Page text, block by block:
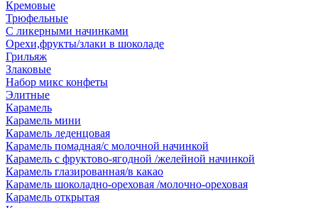
Кремовые
Трюфельные
С ликерными начинками
Орехи,фрукты/злаки в шоколаде
Грильяж
Злаковые
Набор микс конфеты
Элитные
Карамель
Карамель мини
Карамель леденцовая
Карамель помадная/с молочной начинкой
Карамель с фруктово-ягодной /желейной начинкой
Карамель глазированная/в какао
Карамель шоколадно-ореховая /молочно-ореховая
Карамель открытая